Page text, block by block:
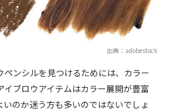
出典：adobestock
ペンシルを見つけるためには、カラー
イブロウアイテムはカラー展開が豊富
いのか迷う方も多いのではないでしょ